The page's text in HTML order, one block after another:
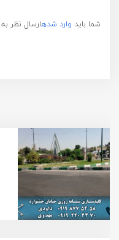
شما باید وارد شدهارسال نظر به